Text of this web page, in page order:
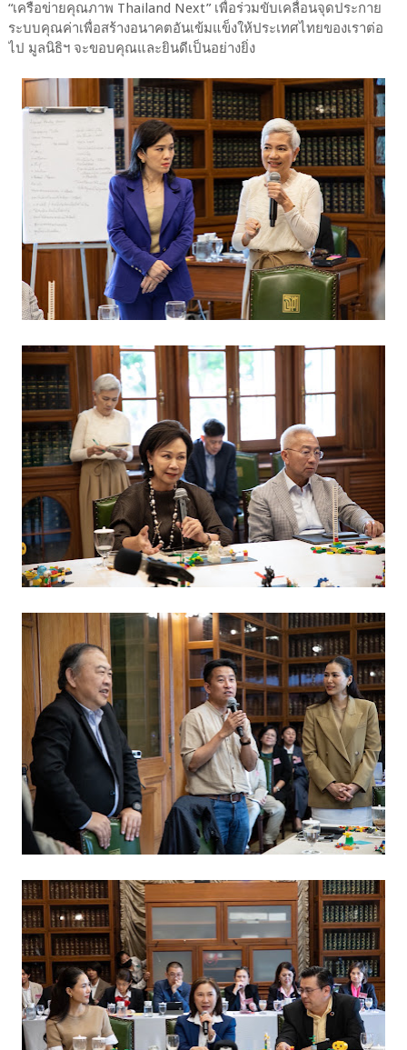
“เครือข่ายคุณภาพ Thailand Next” เพื่อร่วมขับเคลื่อนจุดประกาย
ระบบคุณค่าเพื่อสร้างอนาคตอันเข้มแข็งให้ประเทศไทยของเราต่อ
ไป มูลนิธิฯ จะขอบคุณและยินดีเป็นอย่างยิ่ง